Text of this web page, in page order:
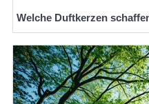
Welche Duftkerzen